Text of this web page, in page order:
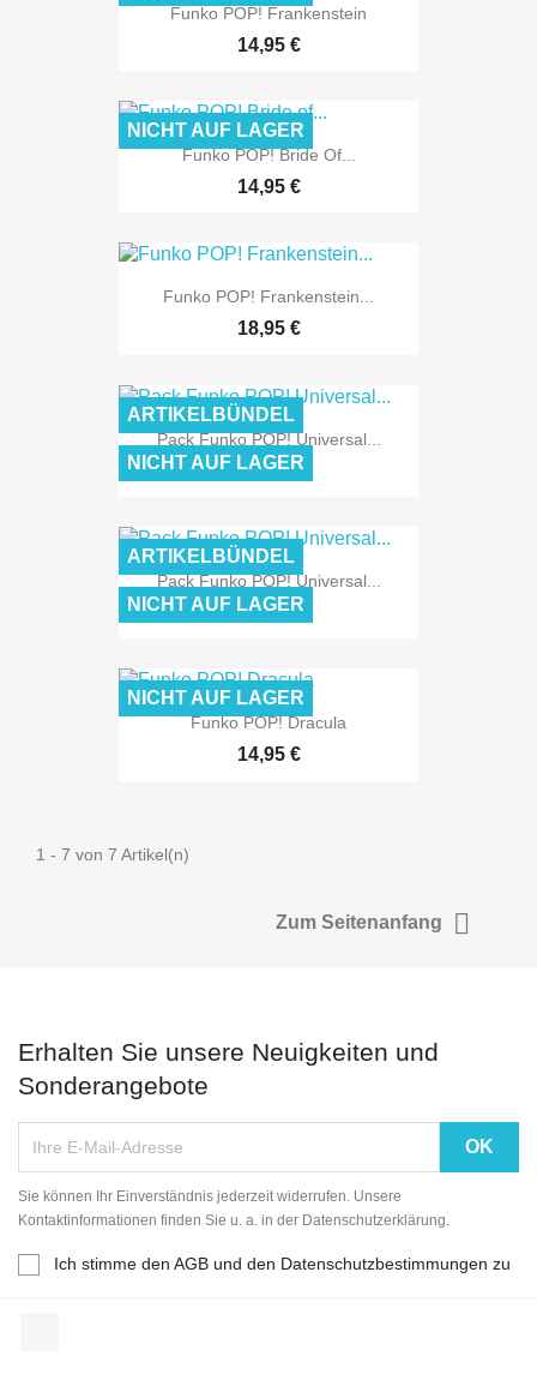
Funko POP! Frankenstein
14,95 €
Funko POP! Bride Of...
14,95 €
NICHT AUF LAGER
Funko POP! Frankenstein...
18,95 €
Pack Funko POP! Universal...
78,75 €
ARTIKELBÜNDEL
NICHT AUF LAGER
Pack Funko POP! Universal...
59,80 €
ARTIKELBÜNDEL
NICHT AUF LAGER
Funko POP! Dracula
14,95 €
NICHT AUF LAGER
1 - 7 von 7 Artikel(n)
Zum Seitenanfang 
Erhalten Sie unsere Neuigkeiten und
Sonderangebote
Sie können Ihr Einverständnis jederzeit widerrufen. Unsere
Kontaktinformationen finden Sie u. a. in der Datenschutzerklärung.
Ich stimme den AGB und den Datenschutzbestimmungen zu